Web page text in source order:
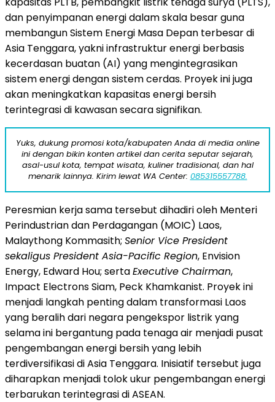
dan penyimpanan energi dalam skala besar guna
membangun Sistem Energi Masa Depan terbesar di
Asia Tenggara, yakni infrastruktur energi berbasis
kecerdasan buatan (AI) yang mengintegrasikan
sistem energi dengan sistem cerdas. Proyek ini juga
akan meningkatkan kapasitas energi bersih
terintegrasi di kawasan secara signifikan.
Yuks, dukung promosi kota/kabupaten Anda di media online
ini dengan bikin konten artikel dan cerita seputar sejarah,
asal-usul kota, tempat wisata, kuliner tradisional, dan hal
menarik lainnya. Kirim lewat WA Center: 085315557788.
Peresmian kerja sama tersebut dihadiri oleh Menteri
Perindustrian dan Perdagangan (MOIC) Laos,
Malaythong Kommasith; Senior Vice President
sekaligus President Asia-Pacific Region, Envision
Energy, Edward Hou; sertaExecutive Chairman,
Impact Electrons Siam, Peck Khamkanist. Proyek ini
menjadi langkah penting dalam transformasi Laos
yang beralih dari negara pengekspor listrik yang
selama ini bergantung pada tenaga air menjadi pusat
pengembangan energi bersih yang lebih
terdiversifikasi di Asia Tenggara. Inisiatif tersebut juga
diharapkan menjadi tolok ukur pengembangan energi
terbarukan terintegrasi di ASEAN.